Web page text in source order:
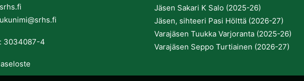
3034087-4
Jäsen Sakari K Salo (2025-26)
Jäsen, sihteeri Pasi Hölttä (2026-27)
Varajäsen Tuukka Varjoranta (2025-26)
Varajäsen Seppo Turtiainen (2026-27)